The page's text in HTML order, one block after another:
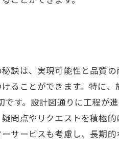
訣は、実現可能性と品質の
ることができます。特に、
す。設計図通りに工程が
問点やリクエストを積極
サービスも考慮し、長期